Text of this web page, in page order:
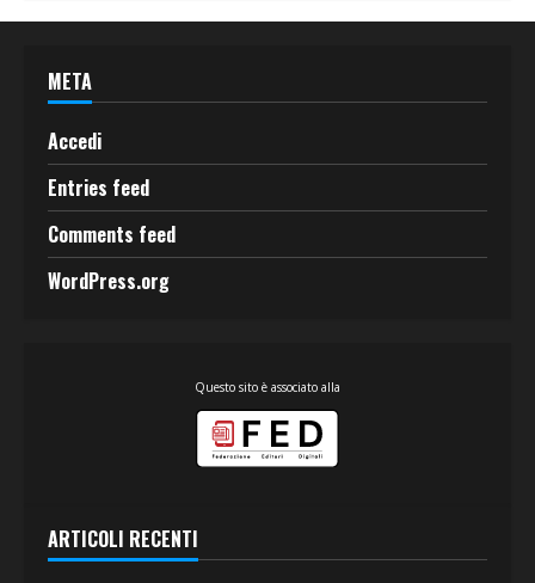
META
Accedi
Entries feed
Comments feed
WordPress.org
Questo sito è associato alla
ARTICOLI RECENTI